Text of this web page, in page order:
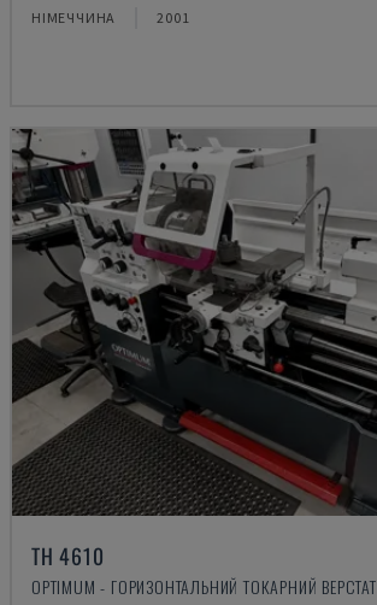
НІМЕЧЧИНА 2001
TH 4610
OPTIMUM - ГОРИЗОНТАЛЬНИЙ ТОКАРНИЙ ВЕРСТАТ